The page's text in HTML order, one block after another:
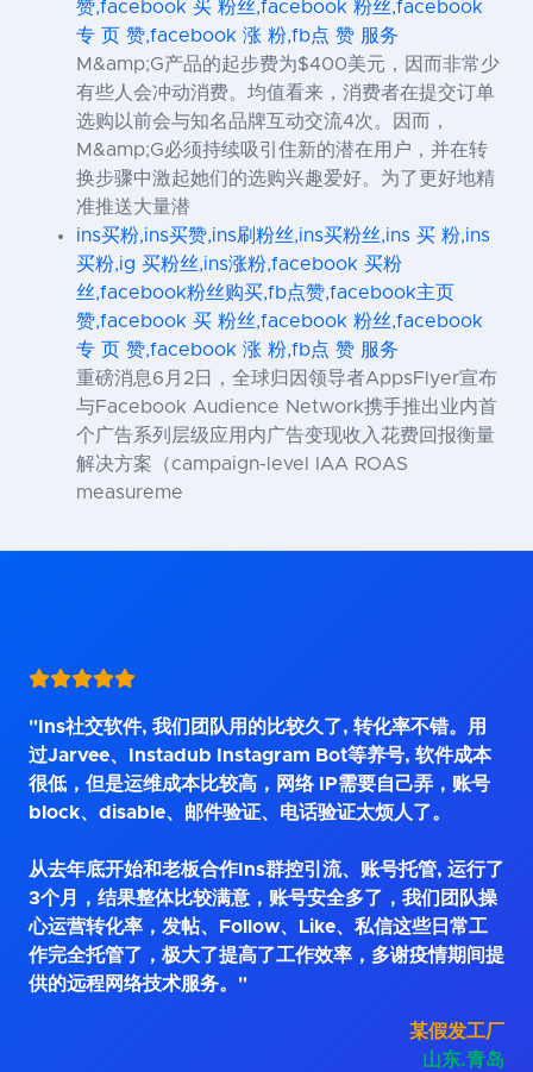
赞,facebook 买 粉丝,facebook 粉丝,facebook
专 页 赞,facebook 涨 粉,fb点 赞 服务
M&amp;G产品的起步费为$400美元，因而非常少
有些人会冲动消费。均值看来，消费者在提交订单
选购以前会与知名品牌互动交流4次。因而，
M&amp;G必须持续吸引住新的潜在用户，并在转
换步骤中激起她们的选购兴趣爱好。为了更好地精
准推送大量潜
ins买粉,ins买赞,ins刷粉丝,ins买粉丝,ins 买 粉,ins
买粉,ig 买粉丝,ins涨粉,facebook 买粉
丝,facebook粉丝购买,fb点赞,facebook主页
赞,facebook 买 粉丝,facebook 粉丝,facebook
专 页 赞,facebook 涨 粉,fb点 赞 服务
重磅消息6月2日，全球归因领导者AppsFlyer宣布
与Facebook Audience Network携手推出业内首
个广告系列层级应用内广告变现收入花费回报衡量
解决方案（campaign-level IAA ROAS
measureme
"Ins社交软件, 我们团队用的比较久了, 转化率不错。用
过Jarvee、Instadub Instagram Bot等养号, 软件成本
很低，但是运维成本比较高，网络 IP需要自己弄，账号
block、disable、邮件验证、电话验证太烦人了。
从去年底开始和老板合作Ins群控引流、账号托管, 运行了
3个月，结果整体比较满意，账号安全多了，我们团队操
心运营转化率，发帖、Follow、Like、私信这些日常工
作完全托管了，极大了提高了工作效率，多谢疫情期间提
供的远程网络技术服务。"
某假发工厂
山东.青岛